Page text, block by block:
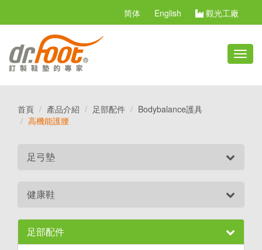
简体 English 觀光工廠
切
選
首頁 產品介紹 足部配件
Bodybalance護具
高機能護腰
足弓墊
健康鞋
足部配件